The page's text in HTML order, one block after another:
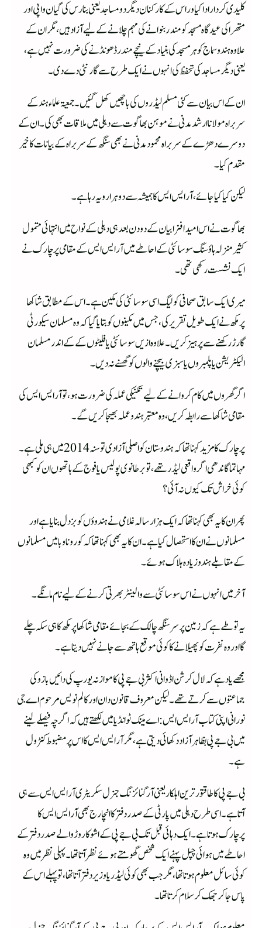
کلیدی کرداراداکیا ور اس کے کارکنان دیگر دو مساجد یعنی بنارس کی گیان واپی اور
متھرا کی عید گاہ مسجد کو مندر بنوانے کی مہم چلانے کے لیے آزاد ہیں، مگر ان کے
علاوہ ہندو سماج کو ہر مسجد کی بنیاد کے نیچے مندر ڈھونڈنے کی ضرورت نہیں ہے،
یعنی دیگر مساجد کی تحفظ کی انہوں نے ایک طرح سے گارنٹی دے دی۔
ان کے اس بیان سے کئی مسلم لیڈروں کی باچھیں کھل گئیں۔ جمعیۃ علماء ہند کے
سربراہ مولانا ارشد مدنی نے موہن بھاگوت سے دہلی میں ملاقات بھی کی۔ ان کے
دوسرے دھڑے کے سربراہ محمود مدنی نے بھی سنگھ کے سربراہ کے بیانات کا خیر
مقدم کیا۔
لیکن کیا کیا جائے، آر ایس ایس کا ہمیشہ سے دوہرا رویہ رہا ہے۔
بھاگوت نے اس امید افزا بیان کے دو دن بعد ہی دہلی کے نواح میں انتہائی متمول
کثیر منزلہ ہاؤسنگ سوسائٹی کے احاطے میں آر ایس ایس کے مقامی پرچارک نے
ایک نشست رکھی تھی۔
میری ایک سابق صحافی کولیگ اسی سوسائٹی کی مکین ہے۔ اس کے مطابق شاکھا
پرمکھ نے ایک طویل تقریر کی، جس میں مکینوں کو بتایا گیا کہ وہ مسلمان سیکورٹی
گارڑ رکھنے سے پرہیز کریں۔ علاوہ ازیں سوسائٹی یا فلیٹوں کے کے اندر مسلمان
الیکٹریشن یا پلمبروں یا سبزی بیچنے والوں کو گھسنے نہ دیں۔
اگرگھروں میں کام کروانے کے لیےتکنیکی عملہ کی ضرورت ہو، تو آرایس ایس کی
مقامی شاکھا سے رابطہ کریں، وہ معتبر ہندو عملہ بھیجا کریں گے۔
پرچارک کا مزید کہنا تھا کہ ہندوستان کو اصلی آزادی تو سنہ 2014 میں ہی ملی ہے۔
مہاتما گاندھی اگر واقعی لیڈر تھے، تو برطانوی پولیس یا فوج کے ہاتھوں ان کو کبھی
کوئی خراش تک کیوں نہ آئی؟
پھر ا ن کا یہ بھی کہنا تھا کہ ایک ہزار سالہ غلامی نے ہندوؤں کو بزدل بنایا ہے اور
مسلمانوں نے ان کا استحصال کیا ہے۔ ان کا یہ بھی کہنا تھا کہ کورونا وبا میں مسلمانوں
کے مقابلے ہندو زیادہ ہلاک ہوئے۔
آخر میں انہوں نے اس سوسائٹی سے والینٹر بھرتی کرنے کے لیے نام مانگے۔
یہ تو طے ہے کہ زمین پر سر سنگھ چالک کے بجائے مقامی شاکھا پرمکھ کا ہی سکہ چلے
گااور وہ نفرت کو پھیلانے کا کوئی موقع ہاتھ سے جانے نہیں دیتا ہے۔
مجھے یاد ہے کہ لال کرشن اڈوانی اکثر بی جے پی کا موازنہ یورپ کی دائیں بازو کی
جماعتوں سے کرتے تھے۔ لیکن معروف قانون دان اور کالم نویس مرحوم اے جی
نورانی اپنی کتاب آر ایس ایس: اے مینک ٹو انڈیا میں لکھتے ہیں کہ اگرچہ فیصلے لینے
میں بی جے پی بظاہر آزاد دکھائی دیتی ہے، مگر آر ایس ایس کا اس پر مضبوط کنٹرول
ہے۔
بی جے پی کا طاقتور ترین اہلکار یعنی آرگنائزنگ جنرل سکریٹری آرایس ایس سے ہی
آتا ہے۔ اسی طرح دہلی میں پارٹی کے صدر دفتر کا انچارج بھی آرا یس ایس کا
پرچارک ہوتا ہے۔ ایک دہائی قبل تک بی جے پی کے اشوکا روڑ والے صدر دفتر کے
احاطے میں ہوائی چپل پہنے ایک شخص گھومتے ہوئے نظر آتا تھا۔ پہلی نظرمیں وہ
کوئی سائل معلوم ہوتا تھا، مگر جب بھی کوئی لیڈر یا وزیر دفتر آتا تھا، تو پہلے اس کے
پاس جاکر جھک کر سلام کرتا تھا۔